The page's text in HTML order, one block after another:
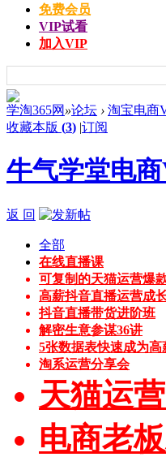
免费会员
VIP试看
加入VIP
学淘365网 »论坛 › 淘宝电商
收藏本版 (3) |订阅
牛气学堂电
返 回
全部
在线直播课
可复制的天猫运营爆
高薪抖音直播运营成
抖音直播带货进阶班
解密生意参谋36讲
5张数据表快速成为高
淘系运营分享会
天猫运
电商老